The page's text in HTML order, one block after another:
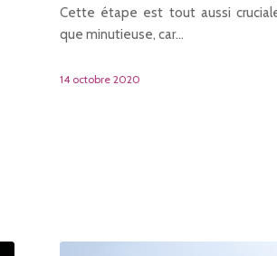
Cette étape est tout aussi
que minutieuse, car…
14 octobre 2020